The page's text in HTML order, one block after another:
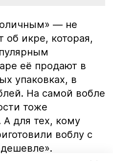
— не
об икре, которая,
её продают в
упаковках, в
На самой вобле
тоже
А для тех, кому
воблу с